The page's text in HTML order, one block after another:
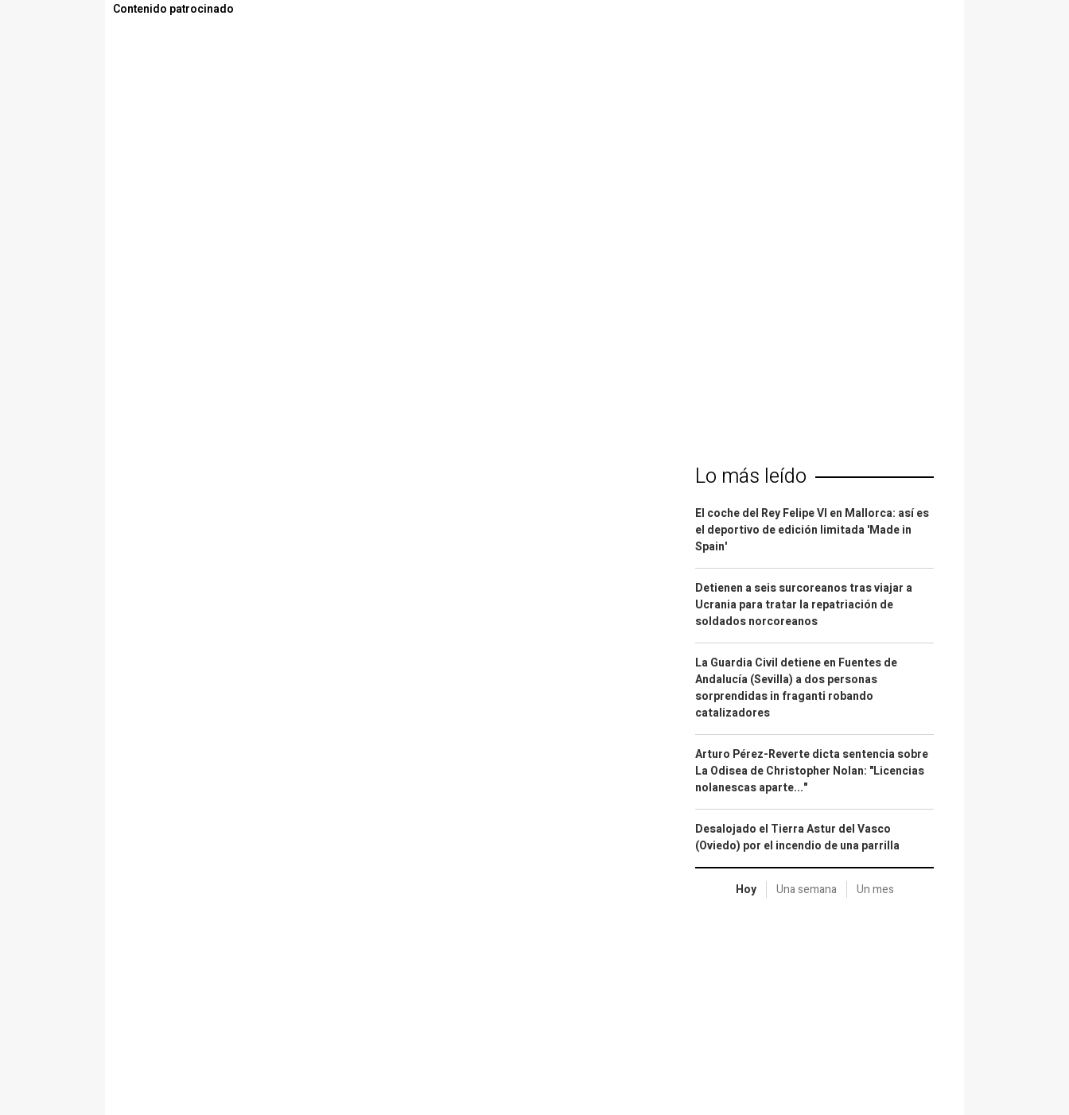
Contenido patrocinado
Lo más leído
El coche del Rey Felipe VI en Mallorca: así es
el deportivo de edición limitada 'Made in
Spain'
Detienen a seis surcoreanos tras viajar a
Ucrania para tratar la repatriación de
soldados norcoreanos
La Guardia Civil detiene en Fuentes de
Andalucía (Sevilla) a dos personas
sorprendidas in fraganti robando
catalizadores
Arturo Pérez-Reverte dicta sentencia sobre
La Odisea de Christopher Nolan: "Licencias
nolanescas aparte..."
Desalojado el Tierra Astur del Vasco
(Oviedo) por el incendio de una parrilla
Hoy Una semana Un mes